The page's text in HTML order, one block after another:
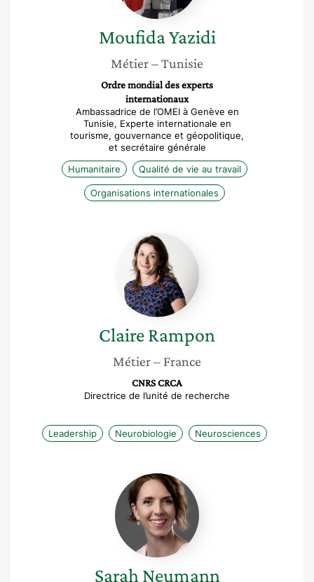
MoufidaYazidi
Métier– Tunisie
Ordre mondial des experts
internationaux
Ambassadrice de l’OMEI à Genève en
Tunisie, Experte internationale en
tourisme, gouvernance et géopolitique,
et secrétaire générale
Humanitaire
Qualité de vie au travail
Organisations internationales
Claire
Rampon
ClaireRampon
Métier– France
CNRS CRCA
Directrice de l’unité de recherche
Leadership Neurobiologie Neurosciences
Sarah
Neumann
Sarah Neumann